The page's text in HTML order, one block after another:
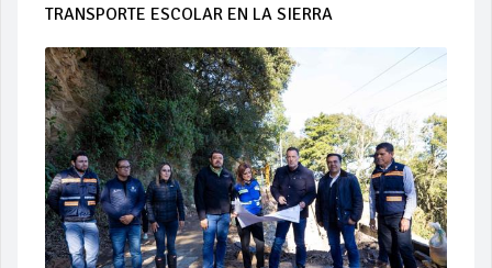
TRANSPORTE ESCOLAR EN LA SIERRA